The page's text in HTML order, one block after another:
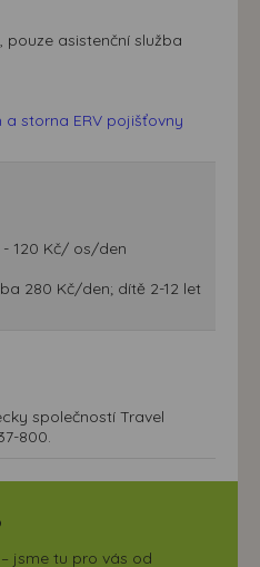
asistenční služba
storna ERV pojišťovny
120 Kč/ os/den
280 Kč/den; dítě 2-12 let
společností Travel
800.
– jsme tu pro vás od